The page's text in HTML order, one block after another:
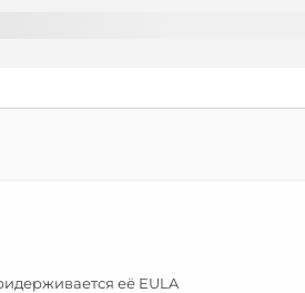
её EULA